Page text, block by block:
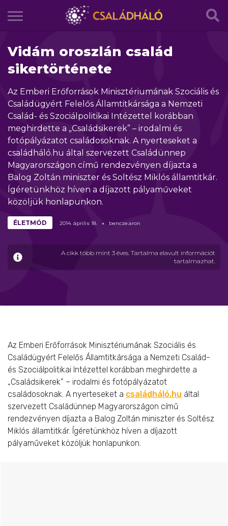
Vidám oroszlán család
sikertörténete
Az Emberi Erőforrások Minisztériumának Szociális és
Családügyért Felelős Államtitkársága a Nemzeti
Család- és Szociálpolitikai Intézettel korábban
meghirdette a „Családsikerek” – irodalmi és
fotópályázatot családosoknak. A nyerteseket a
családháló.hu által szervezett Családünnep
Magyarországon című rendezvényen díjazta a
Balog Zoltán miniszter és Soltész Miklós államtitkár.
Ígéretünkhöz híven a díjazott pályaműveket
közöljük honlapunkon.
A cikk több mint 3 éves. Tartalma elavult információt
tartalmazhat.
ÉLETMÓD 2014. április 18. bencze.aron
Az Emberi Erőforrások Minisztériumának Szociális és
Családügyért Felelős Államtitkársága a Nemzeti Család-
és Szociálpolitikai Intézettel korábban meghirdette a
„Családsikerek” – irodalmi és fotópályázatot
családosoknak. A nyerteseket a családháló.hu által
szervezett Családünnep Magyarországon című
rendezvényen díjazta a Balog Zoltán miniszter és Soltész
Miklós államtitkár. Ígéretünkhöz híven a díjazott
pályaműveket közöljük honlapunkon.